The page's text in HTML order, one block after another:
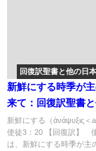
回復訳聖書と他の日
新鮮にする時季が
来て：回復訳聖書
訳との比較(139)
新鮮にする（ἀνάψυξις
使徒3：20 【回復訳】
は、新鮮にする時季が主